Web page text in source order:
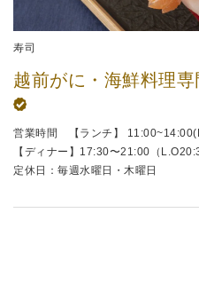
寿司
越前がに・海鮮料理
営業時間 【ランチ】
【ディナー】17:30〜21:00（
定休日：毎週水曜日・木曜日